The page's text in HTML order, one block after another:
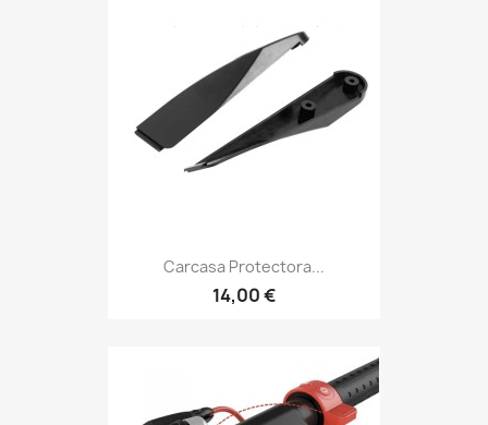
Carcasa Protectora...
14,00 €